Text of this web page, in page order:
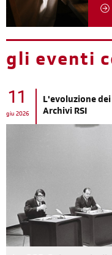
gli eventi
11
giu 2026
L'evoluzione
Archivi RSI